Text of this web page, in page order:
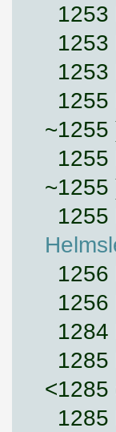
1253
1253
1253
1255
~1255
1255
~1255
1255
1256
1256
1284
1285
<1285
1285